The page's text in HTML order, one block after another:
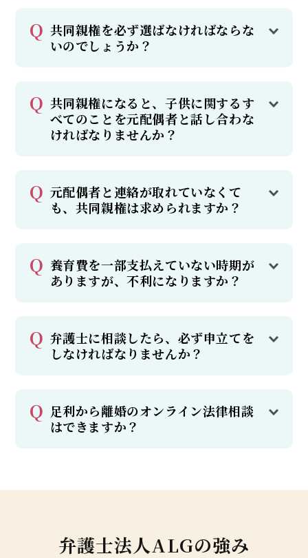
共同親権を必ず選ばなければならな
いのでしょうか？
共同親権になると、子供に関するす
べてのことを元配偶者と話し合わな
ければなりませんか？
元配偶者と連絡が取れていなくて
も、共同親権は求められますか？
養育費を一部支払えていない時期が
ありますが、不利になりますか？
弁護士に相談したら、必ず申立てを
しなければなりませんか？
足利から離婚のオンライン法律相談
はできますか？
弁護士法人ALGの強み